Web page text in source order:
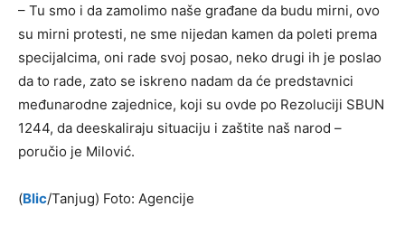
– Tu smo i da zamolimo naše građane da budu mirni, ovo
su mirni protesti, ne sme nijedan kamen da poleti prema
specijalcima, oni rade svoj posao, neko drugi ih je poslao
da to rade, zato se iskreno nadam da će predstavnici
međunarodne zajednice, koji su ovde po Rezoluciji SBUN
1244, da deeskaliraju situaciju i zaštite naš narod –
poručio je Milović.
(Blic/Tanjug) Foto: Agencije